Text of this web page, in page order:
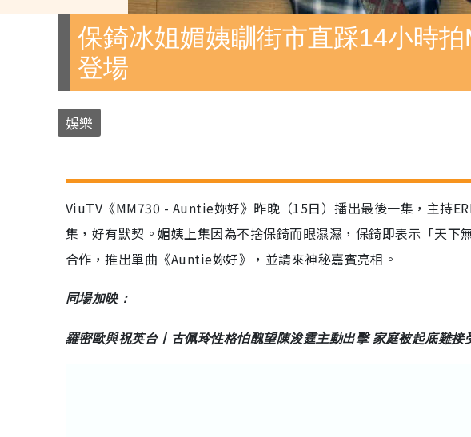
保錡冰姐媚姨瞓街市直踩14小時
登場
娛樂
ViuTV《MM730 - Auntie妳好》昨晚（15日）播出最後一集，主持
集，好有默契。媚姨上集因為不捨保錡而眼濕濕，保錡即表示「天下
合作，推出單曲《Auntie妳好》，並請來神秘嘉賓亮相。
同場加映：
羅密歐與祝英台丨古佩玲性格怕醜望陳浚霆主動出擊 家庭被起底難接